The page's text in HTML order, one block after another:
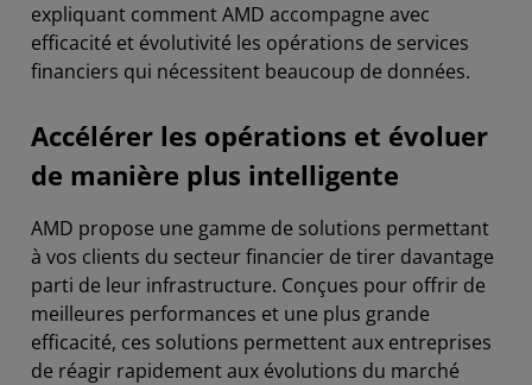
expliquant comment AMD accompagne avec
efficacité et évolutivité les opérations de services
financiers qui nécessitent beaucoup de données.
Accélérer les opérations et évoluer
de manière plus intelligente
AMD propose une gamme de solutions permettant
à vos clients du secteur financier de tirer davantage
parti de leur infrastructure. Conçues pour offrir de
meilleures performances et une plus grande
efficacité, ces solutions permettent aux entreprises
de réagir rapidement aux évolutions du marché